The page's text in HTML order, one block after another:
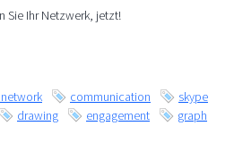
Sie Ihr Netzwerk, jetzt!
communication
skype
drawing engagement
graph